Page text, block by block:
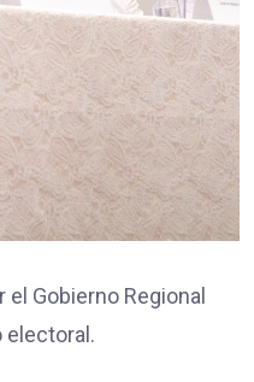
el Gobierno Regional
electoral.